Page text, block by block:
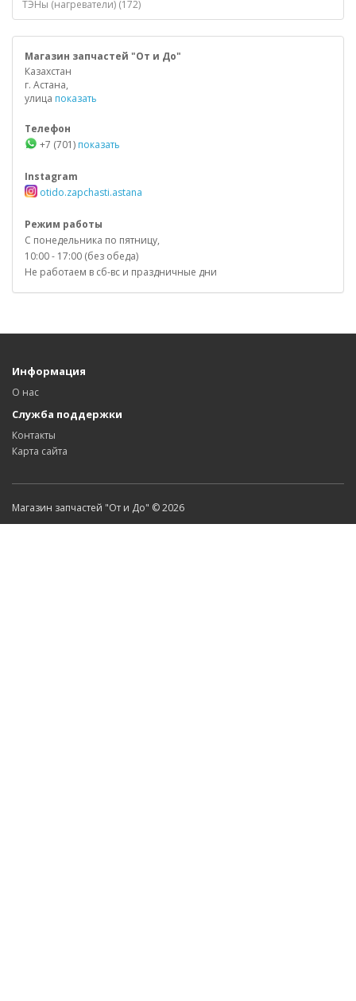
ТЭНы (нагреватели) (172)
Магазин запчастей "От и До"
Казахстан
г. Астана,
улица показать
Телефон
+7 (701) показать
Instagram
otido.zapchasti.astana
Режим работы
С понедельника по пятницу,
10:00 - 17:00 (без обеда)
Не работаем в сб-вс и праздничные дни
Информация
О нас
Служба поддержки
Контакты
Карта сайта
Магазин запчастей "От и До" © 2026